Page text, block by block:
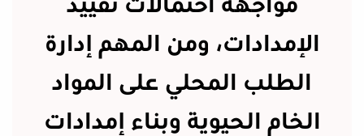
مواجهة احتمالات تقييد
الإمدادات، ومن المهم إدارة
الطلب المحلي على المواد
الخام الحيوية وبناء إمدادات